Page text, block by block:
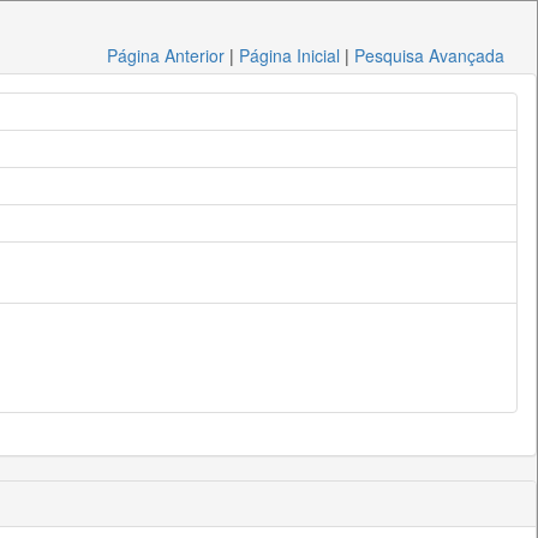
Página Anterior | Página Inicial | Pesquisa Avançada